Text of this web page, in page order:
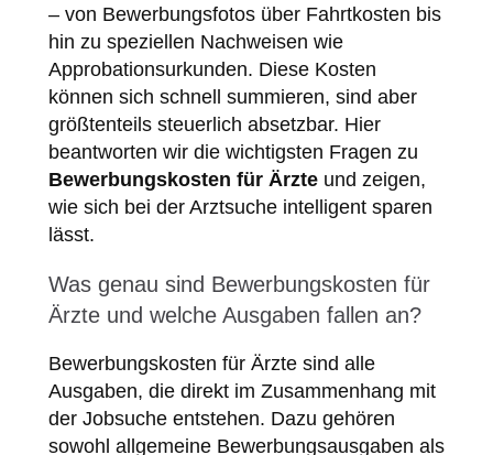
– von Bewerbungsfotos über Fahrtkosten bis
hin zu speziellen Nachweisen wie
Approbationsurkunden. Diese Kosten
können sich schnell summieren, sind aber
größtenteils steuerlich absetzbar. Hier
beantworten wir die wichtigsten Fragen zu
Bewerbungskosten für Ärzteund zeigen,
wie sich bei der Arztsuche intelligent sparen
lässt.
Was genau sind Bewerbungskosten für
Ärzte und welche Ausgaben fallen an?
Bewerbungskosten für Ärzte sind alle
Ausgaben, die direkt im Zusammenhang mit
der Jobsuche entstehen. Dazu gehören
sowohl allgemeine Bewerbungsausgaben als